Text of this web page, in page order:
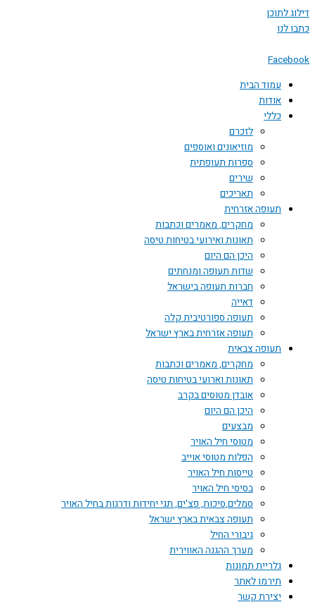
דילוג לתוכן
כתבו לנו
Facebook
עמוד הבית
אודות
כללי
לזכרם
מוזיאונים ואוספים
ספרות תעופתית
שירים
תאריכים
תעופה אזרחית
מחקרים, מאמרים וכתבות
תאונות ואירועי בטיחות טיסה
היכן הם היום
שדות תעופה ומנחתים
חברות תעופה בישראל
דאייה
תעופה ספורטיבית קלה
תעופה אזרחית בארץ ישראל
תעופה צבאית
מחקרים, מאמרים וכתבות
תאונות וארועי בטיחות טיסה
אובדן מטוסים בקרב
היכן הם היום
מבצעים
מטוסי חיל האויר
הפלות מטוסי אוייב
טייסות חיל האויר
בסיסי חיל האויר
סמלים,סיכות, פצ'ים, תגי יחידות ודרגות בחיל האויר
תעופה צבאית בארץ ישראל
גיבורי החיל
מערך ההגנה האווירית
גלריית תמונות
תירמו לאתר
יצירת קשר